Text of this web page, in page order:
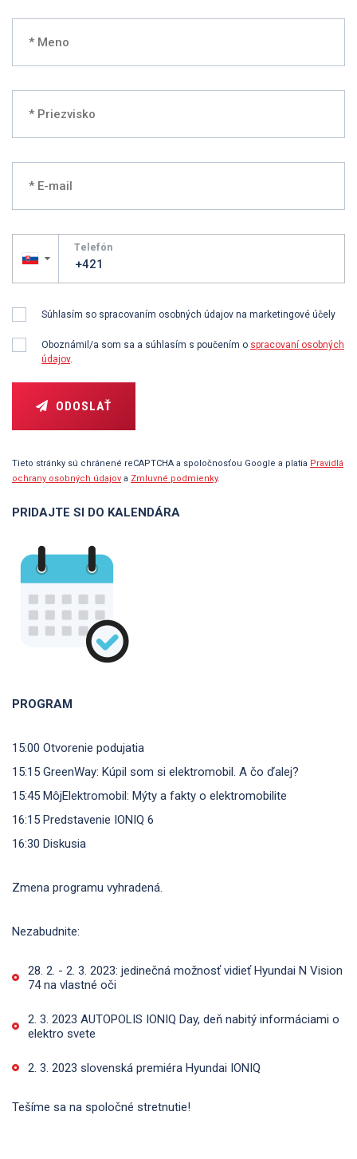
▼
Telefón
Súhlasím so spracovaním osobných údajov na marketingové účely
Oboznámil/a som sa a súhlasím s poučením o spracovaní osobných
údajov.
ODOSLAŤ
Tieto stránky sú chránené reCAPTCHA a spoločnosťou Google a platia Pravidlá
ochrany osobných údajov a Zmluvné podmienky.
PRIDAJTE SI DO KALENDÁRA
PROGRAM
15:00 Otvorenie podujatia
15:15 GreenWay: Kúpil som si elektromobil. A čo ďalej?
15:45 MôjElektromobil: Mýty a fakty o elektromobilite
16:15 Predstavenie IONIQ 6
16:30 Diskusia
Zmena programu vyhradená.
Nezabudnite:
28. 2. - 2. 3. 2023: jedinečná možnosť vidieť Hyundai N Vision
74 na vlastné oči
2. 3. 2023 AUTOPOLIS IONIQ Day, deň nabitý informáciami o
elektro svete
2. 3. 2023 slovenská premiéra Hyundai IONIQ
Tešíme sa na spoločné stretnutie!